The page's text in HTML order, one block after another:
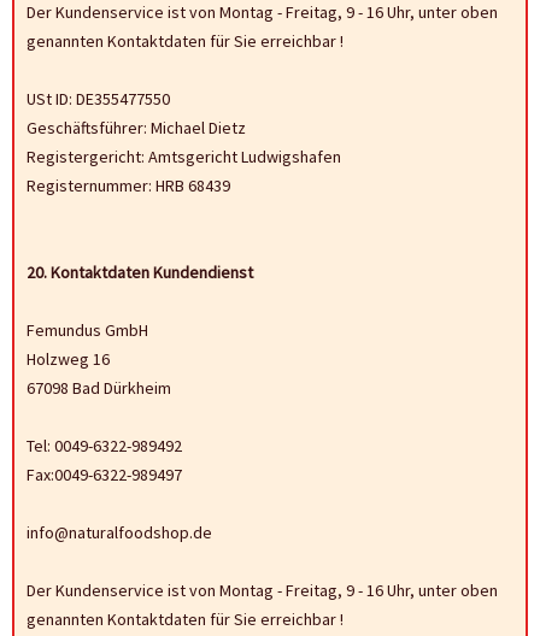
Der Kundenservice ist von Montag - Freitag, 9 - 16 Uhr, unter oben
genannten Kontaktdaten für Sie erreichbar !
USt ID: DE355477550
Geschäftsführer: Michael Dietz
Registergericht: Amtsgericht Ludwigshafen
Registernummer: HRB 68439
20. Kontaktdaten Kundendienst
Femundus GmbH
Holzweg 16
67098 Bad Dürkheim
Tel: 0049-6322-989492
Fax:0049-6322-989497
info@naturalfoodshop.de
Der Kundenservice ist von Montag - Freitag, 9 - 16 Uhr, unter oben
genannten Kontaktdaten für Sie erreichbar !